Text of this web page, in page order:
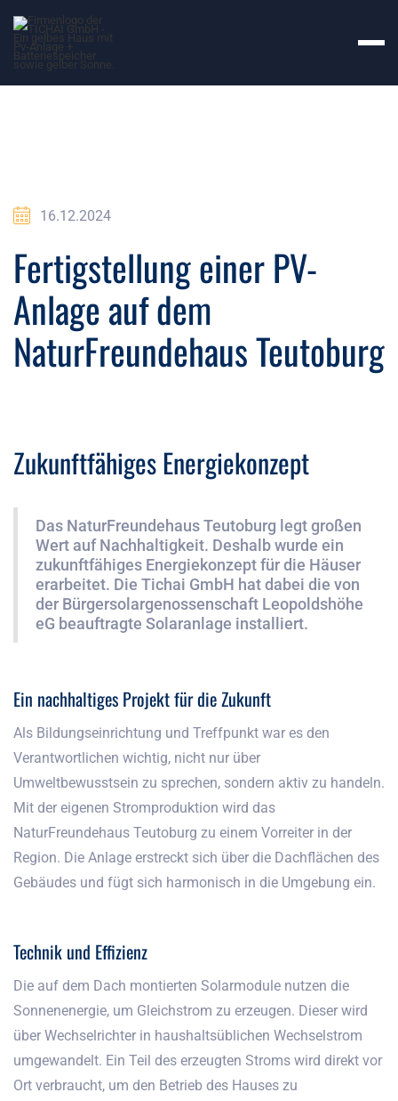
16.12.2024
Fertigstellung einer PV-
Anlage auf dem
NaturFreundehaus Teutoburg
Zukunftfähiges Energiekonzept
Das NaturFreundehaus Teutoburg legt großen
Wert auf Nachhaltigkeit. Deshalb wurde ein
zukunftfähiges Energiekonzept für die Häuser
erarbeitet. Die Tichai GmbH hat dabei die von
der Bürgersolargenossenschaft Leopoldshöhe
eG beauftragte Solaranlage installiert.
Ein nachhaltiges Projekt für die Zukunft
Als Bildungseinrichtung und Treffpunkt war es den
Verantwortlichen wichtig, nicht nur über
Umweltbewusstsein zu sprechen, sondern aktiv zu handeln.
Mit der eigenen Stromproduktion wird das
NaturFreundehaus Teutoburg zu einem Vorreiter in der
Region. Die Anlage erstreckt sich über die Dachflächen des
Gebäudes und fügt sich harmonisch in die Umgebung ein.
Technik und Effizienz
Die auf dem Dach montierten Solarmodule nutzen die
Sonnenenergie, um Gleichstrom zu erzeugen. Dieser wird
über Wechselrichter in haushaltsüblichen Wechselstrom
umgewandelt. Ein Teil des erzeugten Stroms wird direkt vor
Ort verbraucht, um den Betrieb des Hauses zu